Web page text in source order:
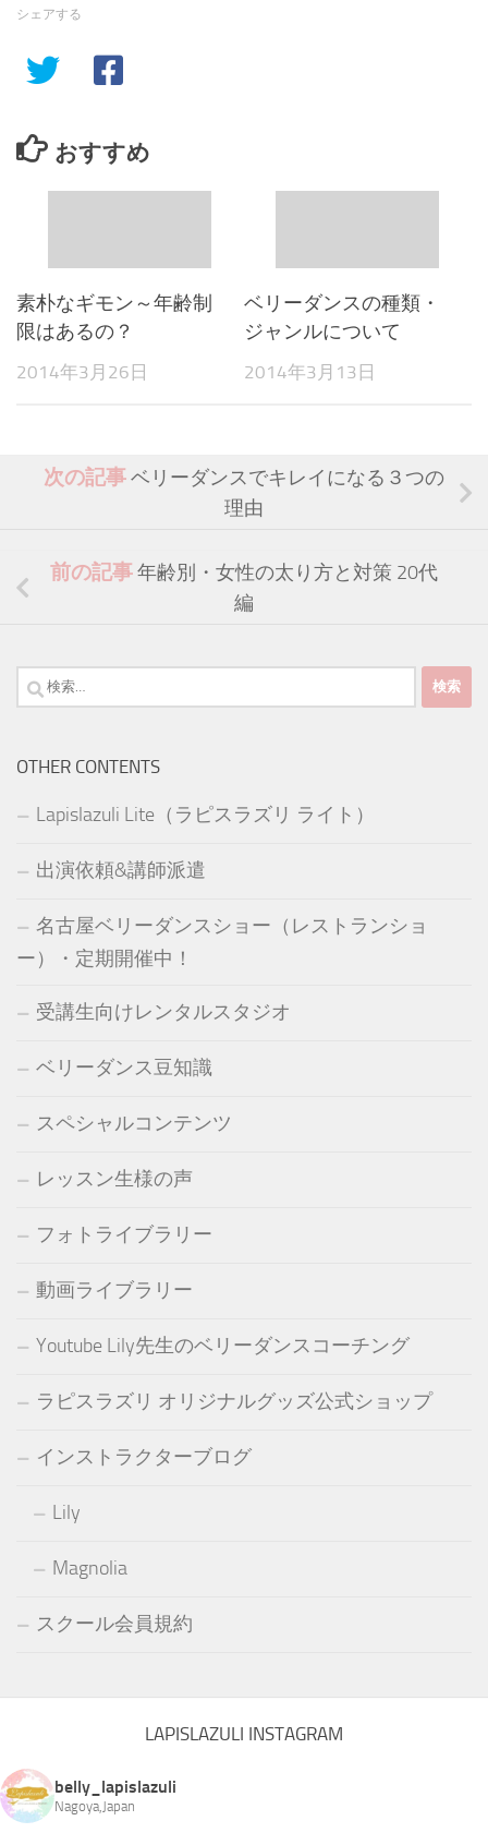
シェアする
おすすめ
素朴なギモン～年齢制
限はあるの？
2014年3月26日
ベリーダンスの種類・
ジャンルについて
2014年3月13日
次の記事ベリーダンスでキレイになる３つの
理由
前の記事年齢別・女性の太り方と対策 20代
編
検
索:
OTHER CONTENTS
Lapislazuli Lite（ラピスラズリ ライト）
出演依頼&講師派遣
名古屋ベリーダンスショー（レストランショ
ー）・定期開催中！
受講生向けレンタルスタジオ
ベリーダンス豆知識
スペシャルコンテンツ
レッスン生様の声
フォトライブラリー
動画ライブラリー
Youtube Lily先生のベリーダンスコーチング
ラピスラズリ オリジナルグッズ公式ショップ
インストラクターブログ
Lily
Magnolia
スクール会員規約
LAPISLAZULI INSTAGRAM
belly_lapislazuli
Nagoya,Japan